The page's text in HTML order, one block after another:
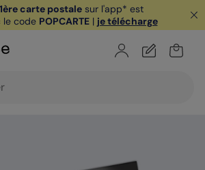
1ère carte postale sur l'app* est
le code POPCARTE| je télécharge